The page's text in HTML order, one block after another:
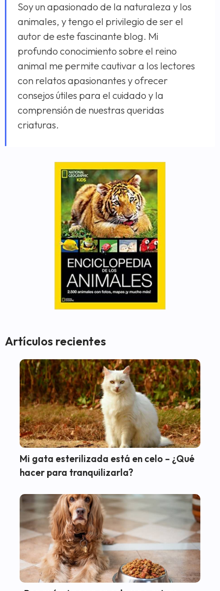
Soy un apasionado de la naturaleza y los
animales, y tengo el privilegio de ser el
autor de este fascinante blog. Mi
profundo conocimiento sobre el reino
animal me permite cautivar a los lectores
con relatos apasionantes y ofrecer
consejos útiles para el cuidado y la
comprensión de nuestras queridas
criaturas.
Artículos recientes
Mi gata esterilizada está en celo – ¿Qué
hacer para tranquilizarla?